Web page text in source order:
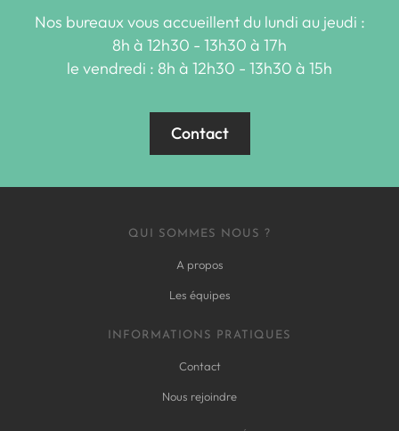
Nos bureaux vous accueillent du lundi au jeudi :
8h à 12h30 - 13h30 à 17h
le vendredi : 8h à 12h30 - 13h30 à 15h
Contact
QUI SOMMES NOUS ?
A propos
Les équipes
INFORMATIONS PRATIQUES
Contact
Nous rejoindre